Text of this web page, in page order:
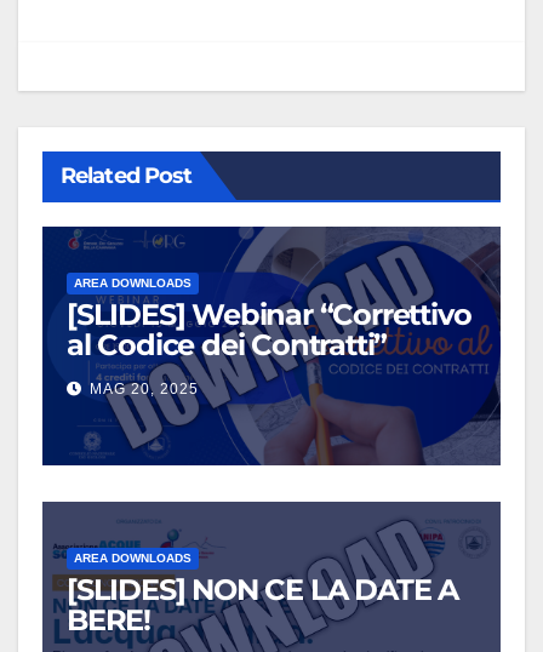
Related Post
AREA DOWNLOADS
[SLIDES] Webinar “Correttivo
al Codice dei Contratti”
MAG 20, 2025
AREA DOWNLOADS
[SLIDES] NON CE LA DATE A
BERE!